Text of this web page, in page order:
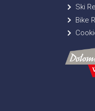
Ski
Bike